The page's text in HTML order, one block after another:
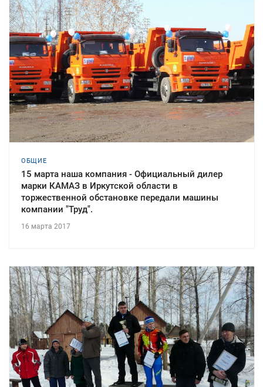
ОБЩИЕ
15 марта наша компания - Официальный дилер
марки КАМАЗ в Иркутской области в
торжественной обстановке передали машины
компании "Труд".
16 марта 2017